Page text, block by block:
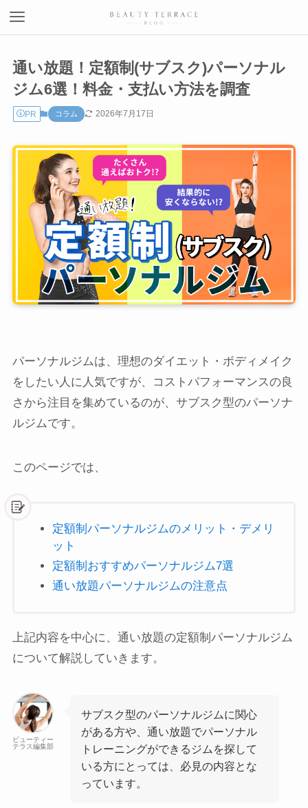
通い放題！定額制(サブスク)パーソナル
ジム6選！料金・支払い方法を調査
PR コラム 2026年7月17日
パーソナルジムは、理想のダイエット・ボディメイク
をしたい人に人気ですが、コストパフォーマンスの良
さから注目を集めているのが、サブスク型のパーソナ
ルジムです。
このページでは、
定額制パーソナルジムのメリット・デメリ
ット
定額制おすすめパーソナルジム7選
通い放題パーソナルジムの注意点
上記内容を中心に、通い放題の定額制パーソナルジム
について解説していきます。
ビューティー
テラス編集部
サブスク型のパーソナルジムに関心
がある方や、通い放題でパーソナル
トレーニングができるジムを探して
いる方にとっては、必見の内容とな
っています。